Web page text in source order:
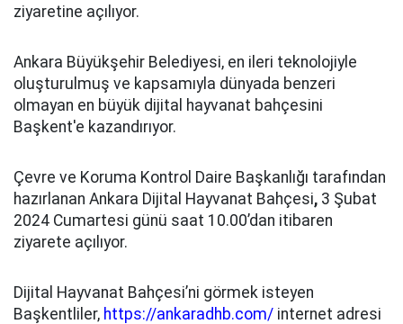
ziyaretine açılıyor.
Ankara Büyükşehir Belediyesi, en ileri teknolojiyle
oluşturulmuş ve kapsamıyla dünyada benzeri
olmayan en büyük dijital hayvanat bahçesini
Başkent'e kazandırıyor.
Çevre ve Koruma Kontrol Daire Başkanlığı tarafından
hazırlanan Ankara Dijital Hayvanat Bahçesi, 3 Şubat
2024 Cumartesi günü saat 10.00’dan itibaren
ziyarete açılıyor.
Dijital Hayvanat Bahçesi’ni görmek isteyen
Başkentliler, https://ankaradhb.com/ internet adresi